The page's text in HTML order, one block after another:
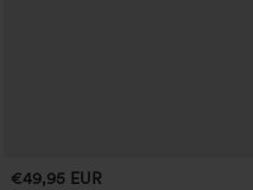
€49,95 EUR